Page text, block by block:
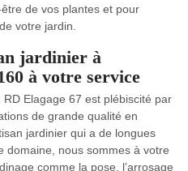
de vos plantes et pour
votre jardin.
jardinier à
à votre service
Elagage 67 est plébiscité par
de grande qualité en
jardinier qui a de longues
domaine, nous sommes à votre
comme la pose, l’arrosage